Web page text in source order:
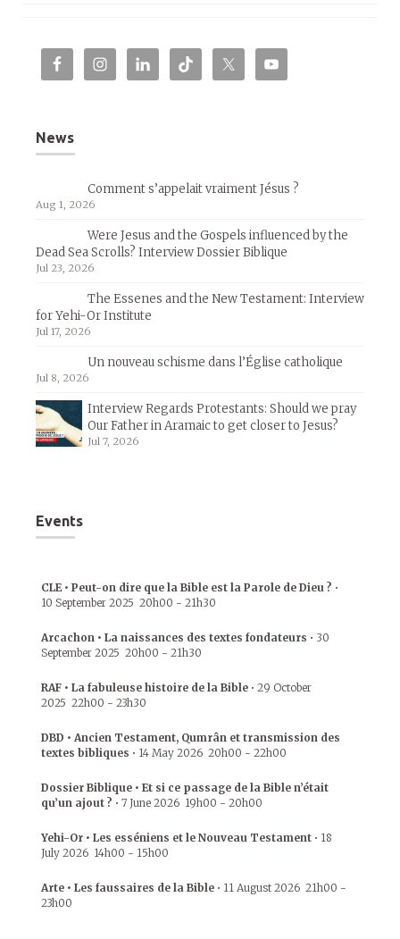
News
Comment s’appelait vraiment Jésus ?
Aug 1, 2026
Were Jesus and the Gospels influenced by the
Dead Sea Scrolls? Interview Dossier Biblique
Jul 23, 2026
The Essenes and the New Testament: Interview
for Yehi-Or Institute
Jul 17, 2026
Un nouveau schisme dans l’Église catholique
Jul 8, 2026
Interview Regards Protestants: Should we pray
Our Father in Aramaic to get closer to Jesus?
Jul 7, 2026
Events
CLE • Peut-on dire que la Bible est la Parole de Dieu ? •
10 September 2025 20h00 - 21h30
Arcachon • La naissances des textes fondateurs • 30
September 2025 20h00 - 21h30
RAF • La fabuleuse histoire de la Bible • 29 October
2025 22h00 - 23h30
DBD • Ancien Testament, Qumrân et transmission des
textes bibliques • 14 May 2026 20h00 - 22h00
Dossier Biblique • Et si ce passage de la Bible n’était
qu’un ajout ? • 7 June 2026 19h00 - 20h00
Yehi-Or • Les esséniens et le Nouveau Testament • 18
July 2026 14h00 - 15h00
Arte • Les faussaires de la Bible • 11 August 2026 21h00 -
23h00